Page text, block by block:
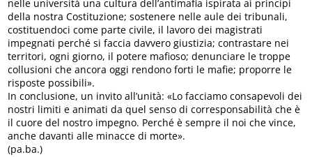
nelle università una cultura dell’antimafia ispirata ai principi
della nostra Costituzione; sostenere nelle aule dei tribunali,
costituendoci come parte civile, il lavoro dei magistrati
impegnati perché si faccia davvero giustizia; contrastare nei
territori, ogni giorno, il potere mafioso; denunciare le troppe
collusioni che ancora oggi rendono forti le mafie; proporre le
risposte possibili».
In conclusione, un invito all’unità: «Lo facciamo consapevoli dei
nostri limiti e animati da quel senso di corresponsabilità che è
il cuore del nostro impegno. Perché è sempre il noi che vince,
anche davanti alle minacce di morte».
(pa.ba.)